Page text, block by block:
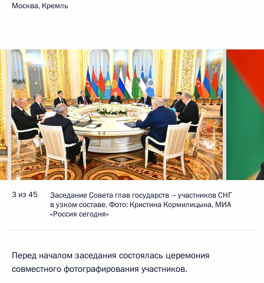
Москва, Кремль
3 из 45
Заседание Совета глав государств – участников СНГ
в узком составе. Фото: Кристина Кормилицына, МИА
«Россия сегодня»
Перед началом заседания состоялась церемония
совместного фотографирования участников.